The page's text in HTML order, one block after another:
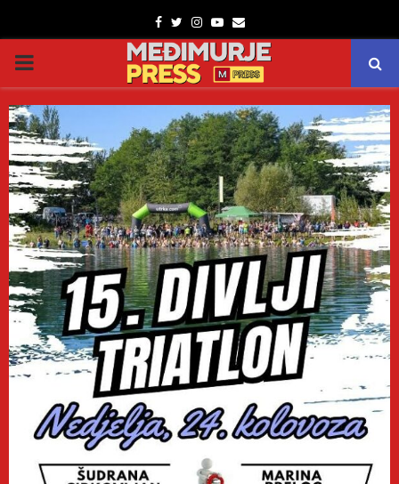
Facebook
TwitterInstagram
Youtube
Email
PRIMARY
MENU